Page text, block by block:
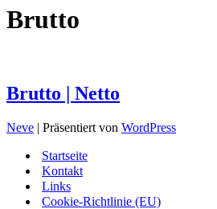
Brutto
Brutto | Netto
Neve | Präsentiert von WordPress
Startseite
Kontakt
Links
Cookie-Richtlinie (EU)